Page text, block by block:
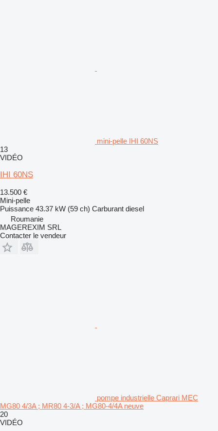
mini-pelle IHI 60NS
13
VIDÉO
IHI 60NS
13.500 €
Mini-pelle
Puissance 43.37 kW (59 ch) Carburant diesel
Roumanie
MAGEREXIM SRL
Contacter le vendeur
pompe industrielle Caprari MEC
MG80 4/3A ; MR80 4-3/A ; MG80-4/4A neuve
20
VIDÉO